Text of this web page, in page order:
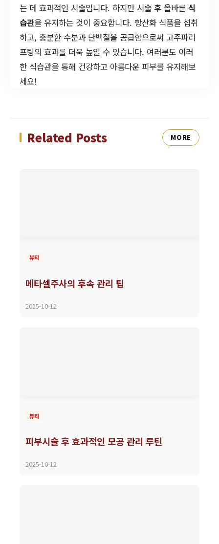
는 데 효과적인 시술입니다. 하지만 시술 후 올바른 식
습관을 유지하는 것이 중요합니다. 항산화 식품을 섭취
하고, 충분한 수분과 단백질을 공급함으로써 고주파리
프팅의 효과를 더욱 높일 수 있습니다. 여러분도 이러
한 식습관을 통해 건강하고 아름다운 피부를 유지해보
세요!
Related Posts MORE
뷰티
메타셀주사의 후속 관리 팁
2025-10-12
뷰티
피부시술 후 효과적인 모공 관리 루틴
2025-10-12